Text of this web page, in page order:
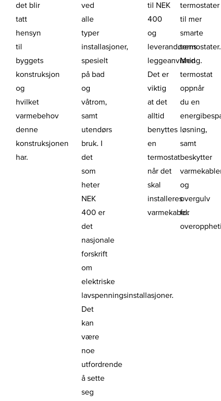
det blir
tatt
hensyn
til
byggets
konstruksjon
og
hvilket
varmebehov
denne
konstruksjonen
har.
ved
alle
typer
installasjoner,
spesielt
på bad
og
våtrom,
samt
utendørs
bruk. I
det
som
heter
NEK
400er
det
nasjonale
forskrift
om
elektriske
lavspenningsinstallasjoner.
Det
kan
være
noe
utfordrende
å sette
seg
til NEK
400
og
leverandørens
leggeanvisning.
Det er
viktig
at det
alltid
benyttes
en
termostat
når det
skal
installeres
varmekabel.
termostater
til mer
smarte
termostater.
Med
termostat
oppnår
du en
løsning,
samt
beskytter
og
overgulv
for